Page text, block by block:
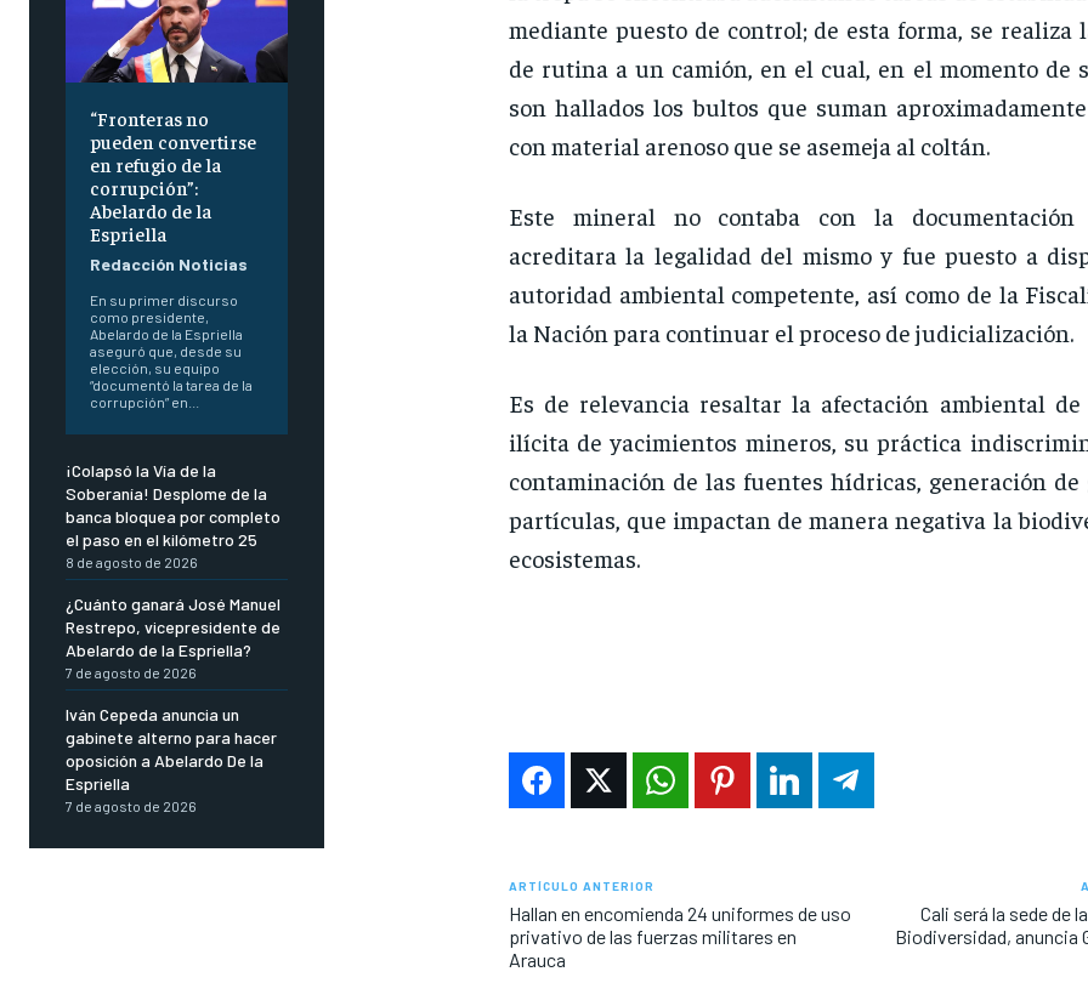
“Fronteras no
pueden convertirse
en refugio de la
corrupción”:
Abelardo de la
Espriella
Redacción Noticias
En su primer discurso
como presidente,
Abelardo de la Espriella
aseguró que, desde su
elección, su equipo
“documentó la tarea de la
corrupción” en...
¡Colapsó la Vía de la
Soberanía! Desplome de la
banca bloquea por completo
el paso en el kilómetro 25
8 de agosto de 2026
¿Cuánto ganará José Manuel
Restrepo, vicepresidente de
Abelardo de la Espriella?
7 de agosto de 2026
Iván Cepeda anuncia un
gabinete alterno para hacer
oposición a Abelardo De la
Espriella
7 de agosto de 2026
mediante puesto de control; de esta forma, se realiza
de rutina a un camión, en el cual, en el momento de
son hallados los bultos que suman
con material arenoso que se asemeja al coltán.
Este mineral no contaba con la documentación
acreditara la legalidad del mismo y fue puesto a
autoridad ambiental competente, así como de la
la Nación para continuar el proceso de judicialización.
Es de relevancia resaltar la afectación ambiental
ilícita de yacimientos mineros, su práctica
contaminación de las fuentes hídricas, generación de
partículas, que impactan de manera negativa la
ecosistemas.
ARTÍCULO ANTERIOR
Hallan en encomienda 24 uniformes de uso
privativo de las fuerzas militares en
Arauca
Cali será la sede de
Biodiversidad, anuncia